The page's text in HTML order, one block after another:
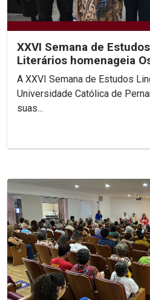
XXVI Semana de
Literários homenageia
centenário
A XXVI Semana de Estudos
Universidade Católica de
suas...